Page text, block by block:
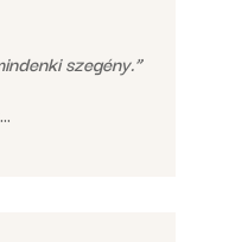
szegény.”